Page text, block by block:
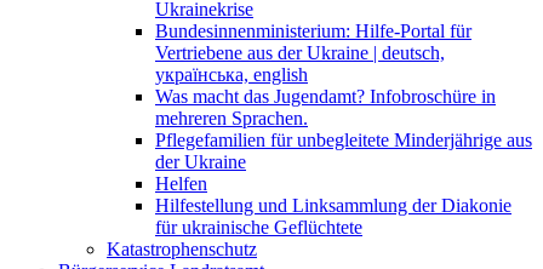
Ukrainekrise
Bundesinnenministerium: Hilfe-Portal für
Vertriebene aus der Ukraine | deutsch,
українська, english
Was macht das Jugendamt? Infobroschüre in
mehreren Sprachen.
Pflegefamilien für unbegleitete Minderjährige aus
der Ukraine
Helfen
Hilfestellung und Linksammlung der Diakonie
für ukrainische Geflüchtete
Katastrophenschutz